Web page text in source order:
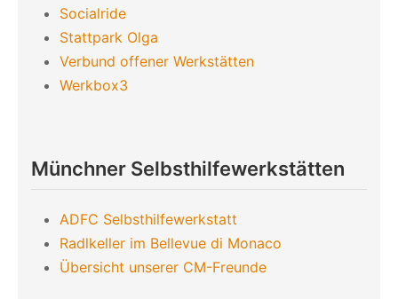
Socialride
Stattpark Olga
Verbund offener Werkstätten
Werkbox3
Münchner Selbsthilfewerkstätten
ADFC Selbsthilfewerkstatt
Radlkeller im Bellevue di Monaco
Übersicht unserer CM-Freunde